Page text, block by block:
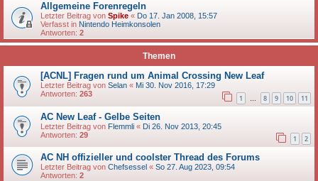
Allgemeine Forenregeln
Letzter Beitrag von Spike « Do 17. Jan 2008, 15:57
Verfasst in Nintendo Heimkonsolen
Antworten: 2
Themen
[ACNL] Fragen rund um Animal Crossing New Leaf
Letzter Beitrag von Selan « Mi 30. Nov 2016, 17:29
Antworten: 263 1 … 8 9 10 11
AC New Leaf - Gelbe Seiten
Letzter Beitrag von Flemmli « Di 26. Nov 2013, 20:45
Antworten: 29 1 2
AC NH offizieller und coolster Thread des Forums
Letzter Beitrag von Chefsessel « So 27. Aug 2023, 09:54
Antworten: 2